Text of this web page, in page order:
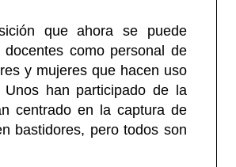
que ahora se puede
como personal de
y mujeres que hacen uso
han participado de la
centrado en la captura de
bastidores, pero todos son